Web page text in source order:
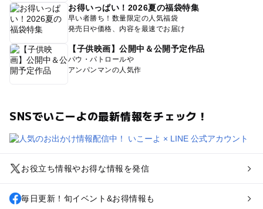
お得いっぱい！2026夏の福袋特集
早い者勝ち！数量限定の人気福袋
発売日や価格、内容を最速でお届け
【子供映画】公開中＆公開予定作品
パウ・パトロールや
アンパンマンの人気作
SNSでいこーよの最新情報をチェック！
お役立ち情報やお得な情報を発信
毎日更新！旬イベント&お得情報も